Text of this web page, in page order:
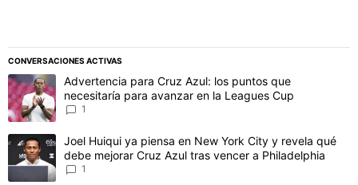
CONVERSACIONES ACTIVAS
Este listado muestra los artículos con más comentarios en los
Un artículo de tendencia con el título "Advertencia para Cruz
Advertencia para Cruz Azul: los puntos que
necesitaría para avanzar en la Leagues Cup
1
Un artículo de tendencia con el título "Joel Huiqui ya piensa en
Joel Huiqui ya piensa en New York City y revela qué
debe mejorar Cruz Azul tras vencer a Philadelphia
1